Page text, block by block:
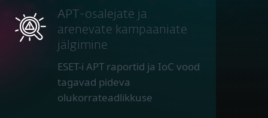
APT-osalejate ja
arenevate kampaaniate
jälgimine
ESET-i APT raportid ja IoC vood
tagavad pideva
olukorrateadlikkuse